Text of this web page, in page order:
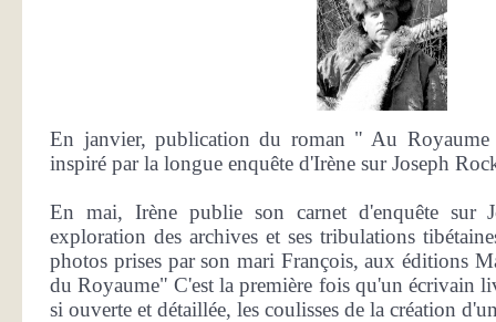
En janvier, publication du roman " Au Royaume
inspiré par la longue enquête d'Irène sur Joseph
En mai, Irène publie son carnet d'enquête sur
exploration des archives et ses tribulations
photos prises par son mari François, aux éditions
du Royaume" C'est la première fois qu'un écrivain
si ouverte et détaillée, les coulisses de la création